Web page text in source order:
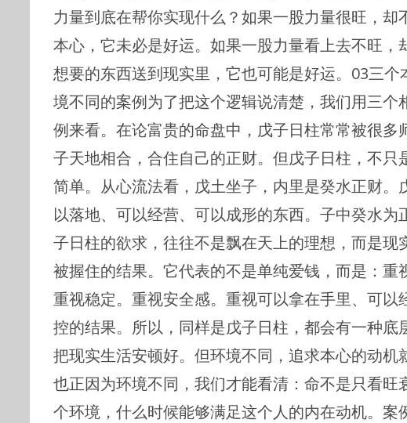
力量到底在帮你实现什么？如果一股力量很旺，却
本心，它未必是好运。如果一股力量看上去不旺，
想要的东西送到现实里，它也可能是好运。03三个
境不同的案例为了把这个逻辑说清楚，我们用三个
例来看。在论富贵的命盘中，戊子日柱常常被很多
子天地相合，合住自己的正财。但戊子日柱，不只
简单。从心流法看，戊土坐子，内里是癸水正财。
以落地、可以经营、可以成形的东西。子中癸水为
子日柱的欲求，往往不是飘在天上的理想，而是现
被握住的结果。它代表的不是单纯爱钱，而是：重
重视稳定。重视安全感。重视可以拿在手里、可以
控的结果。所以，同样是戊子日柱，都会有一种底
把现实生活安顿好。但环境不同，追求本心的动机
也正因为环境不同，我们才能看清：命不是只看旺
个环境，什么时候能够满足这个人的内在动机。案